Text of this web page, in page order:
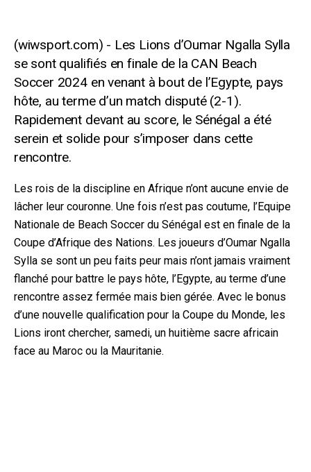
Les Lions d’Oumar Ngalla Sylla
se sont qualifiés en finale de la CAN Beach
Soccer 2024 en venant à bout de l’Egypte, pays
hôte, au terme d’un match disputé (2-1).
Rapidement devant au score, le Sénégal a été
serein et solide pour s’imposer dans cette
rencontre.
Les rois de la discipline en Afrique n’ont aucune envie de
lâcher leur couronne. Une fois n’est pas coutume, l’Equipe
Nationale de Beach Soccer du Sénégal est en finale de la
Coupe d’Afrique des Nations. Les joueurs d’Oumar Ngalla
Sylla se sont un peu faits peur mais n’ont jamais vraiment
flanché pour battre le pays hôte, l’Egypte, au terme d’une
rencontre assez fermée mais bien gérée. Avec le bonus
d’une nouvelle qualification pour la Coupe du Monde, les
Lions iront chercher, samedi, un huitième sacre africain
face au Maroc ou la Mauritanie.